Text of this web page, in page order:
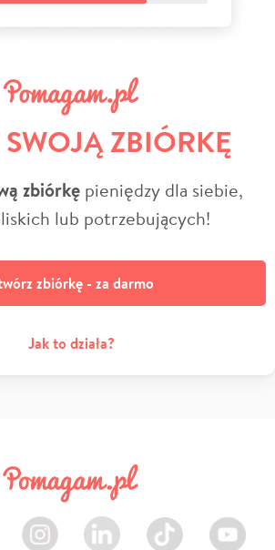
ZBIÓRKĘ
zbiórkę pieniędzy dla siebie,
lub potrzebujących!
zbiórkę - za darmo
Jak to działa?
Instagram LinkedIn TikTok Youtube